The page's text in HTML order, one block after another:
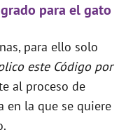
para el gato
para ello solo
este Código por
al proceso de
en la que se quiere